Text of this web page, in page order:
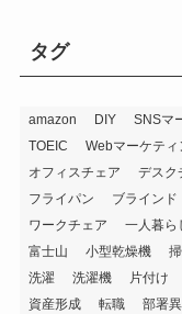
タグ
amazon DIY SNSマ
TOEIC
Webマーケティ
オフィスチェア
デスク
フライパン
ブラインド
ワークチェア
一人暮ら
富士山
小型乾燥機
洗濯
洗濯機 片付け
資産形成
転職 部署